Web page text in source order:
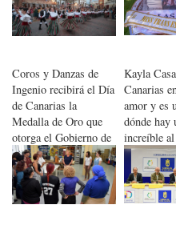
Coros y Danzas de
Ingenio recibirá el Día
de Canarias la
Medalla de Oro que
otorga el Gobierno de
Canarias
Kayla
Canarias
amor y es
dónde hay
increíble
LGTBi+”